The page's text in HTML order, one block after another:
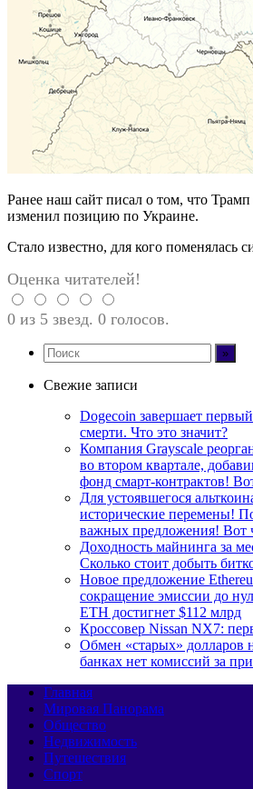
Ранее наш сайт писал о том, что
изменил позицию по Украине.
Стало известно, для кого поменялась
Оценка читателей!
0 из 5 звезд. 0 голосов.
Свежие записи
Dogecoin завершает
смерти. Что это значит?
Компания Grayscale
во втором квартале,
фонд смарт-контрактов!
Для устоявшегося
исторические перемены!
важных предложения! Вот
Доходность майнинга за
Сколько стоит добыть
Новое предложение
сокращение эмиссии до
ETH достигнет $112 млрд
Кроссовер Nissan NX7:
Обмен «старых» долларов
банках нет комиссий за
Главная
Мировая Панорама
Общество
Недвижимость
Путешествия
Спорт